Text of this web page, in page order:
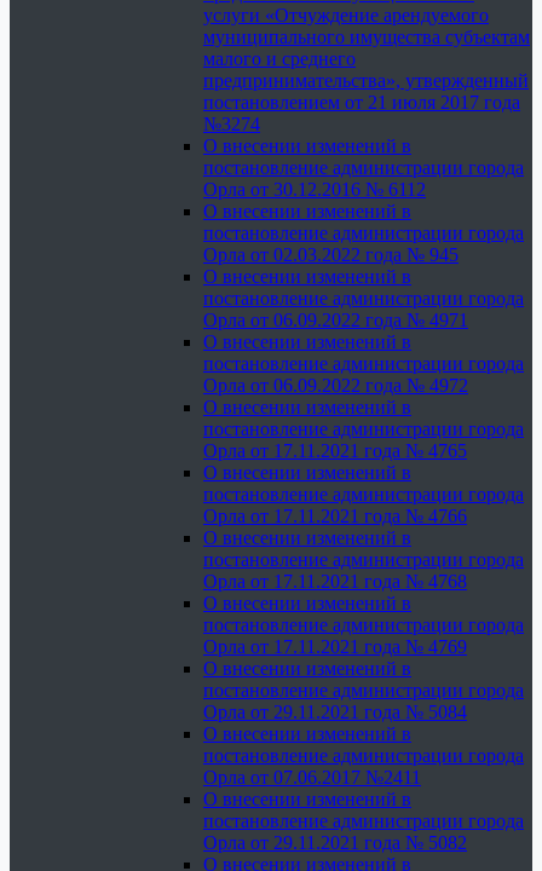
услуги «Отчуждение арендуемого
муниципального имущества субъектам
малого и среднего
предпринимательства», утвержденный
постановлением от 21 июля 2017 года
№3274
О внесении изменений в
постановление администрации города
Орла от 30.12.2016 № 6112
О внесении изменений в
постановление администрации города
Орла от 02.03.2022 года № 945
О внесении изменений в
постановление администрации города
Орла от 06.09.2022 года № 4971
О внесении изменений в
постановление администрации города
Орла от 06.09.2022 года № 4972
О внесении изменений в
постановление администрации города
Орла от 17.11.2021 года № 4765
О внесении изменений в
постановление администрации города
Орла от 17.11.2021 года № 4766
О внесении изменений в
постановление администрации города
Орла от 17.11.2021 года № 4768
О внесении изменений в
постановление администрации города
Орла от 17.11.2021 года № 4769
О внесении изменений в
постановление администрации города
Орла от 29.11.2021 года № 5084
О внесении изменений в
постановление администрации города
Орла от 07.06.2017 №2411
О внесении изменений в
постановление администрации города
Орла от 29.11.2021 года № 5082
О внесении изменений в